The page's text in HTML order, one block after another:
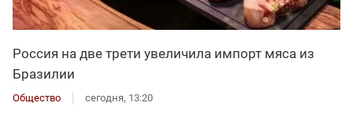
Россия на две трети увеличила импорт мяса из
Бразилии
Общество сегодня, 13:20